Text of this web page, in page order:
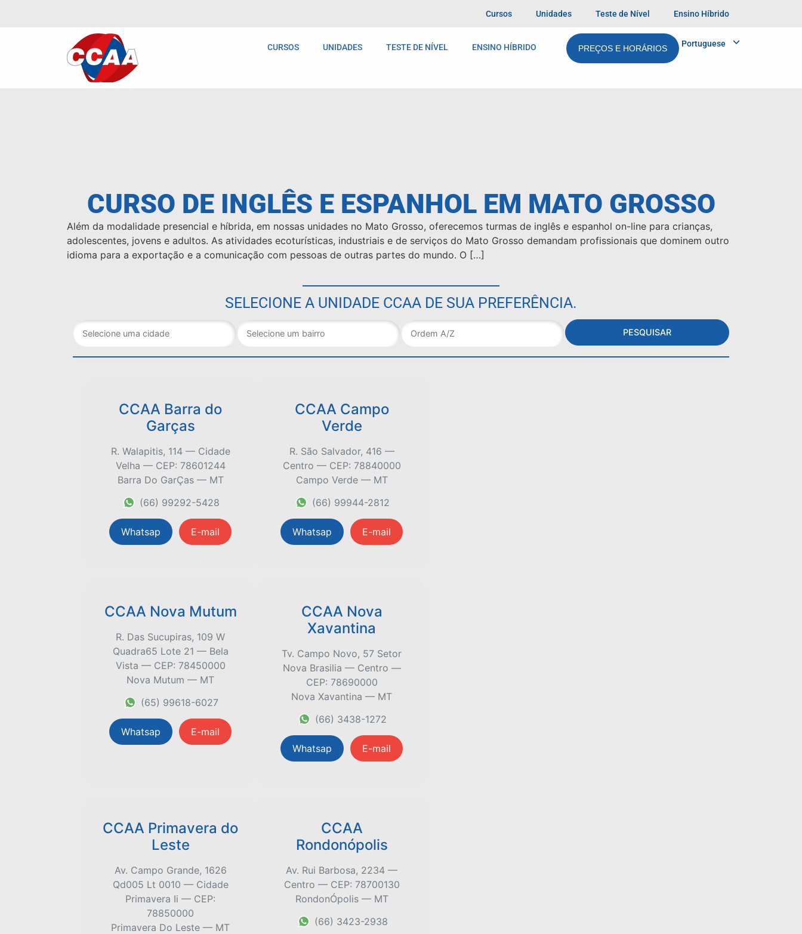
Cursos Unidades Teste de Nível Ensino Híbrido
CURSOS UNIDADES TESTE DE NÍVEL ENSINO HÍBRIDO PREÇOS E HORÁRIOS Portuguese
CURSO DE INGLÊS E ESPANHOL EM MATO GROSSO
Além da modalidade presencial e híbrida, em nossas unidades no Mato Grosso, oferecemos turmas de inglês e espanhol on-line para crianças,
adolescentes, jovens e adultos. As atividades ecoturísticas, industriais e de serviços do Mato Grosso demandam profissionais que dominem outro
idioma para a exportação e a comunicação com pessoas de outras partes do mundo. O […]
SELECIONE A UNIDADE CCAA DE SUA PREFERÊNCIA.
PESQUISAR
CCAA Barra do
Garças
R. Walapitis, 114 — Cidade
Velha — CEP: 78601244
Barra Do GarÇas — MT
(66) 99292-5428
Whatsap E-mail
CCAA Campo
Verde
R. São Salvador, 416 —
Centro — CEP: 78840000
Campo Verde — MT
(66) 99944-2812
Whatsap E-mail
CCAA Nova Mutum
R. Das Sucupiras, 109 W
Quadra65 Lote 21 — Bela
Vista — CEP: 78450000
Nova Mutum — MT
(65) 99618-6027
Whatsap E-mail
CCAA Nova
Xavantina
Tv. Campo Novo, 57 Setor
Nova Brasilia — Centro —
CEP: 78690000
Nova Xavantina — MT
(66) 3438-1272
Whatsap E-mail
CCAA Primavera do
Leste
Av. Campo Grande, 1626
Qd005 Lt 0010 — Cidade
Primavera Ii — CEP:
78850000
Primavera Do Leste — MT
CCAA
Rondonópolis
Av. Rui Barbosa, 2234 —
Centro — CEP: 78700130
RondonÓpolis — MT
(66) 3423-2938